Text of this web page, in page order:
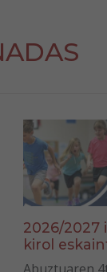
2026/2027
kirol